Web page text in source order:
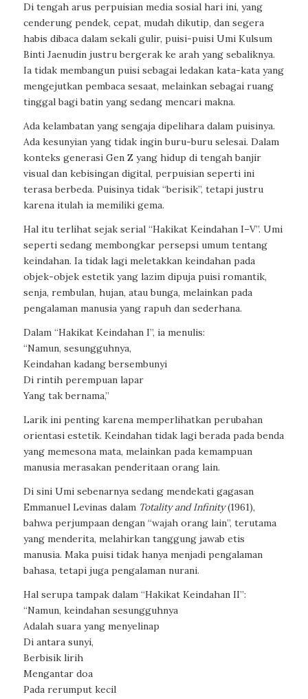
Di tengah arus perpuisian media sosial hari ini, yang
cenderung pendek, cepat, mudah dikutip, dan segera
habis dibaca dalam sekali gulir, puisi-puisi Umi Kulsum
Binti Jaenudin justru bergerak ke arah yang sebaliknya.
Ia tidak membangun puisi sebagai ledakan kata-kata yang
mengejutkan pembaca sesaat, melainkan sebagai ruang
tinggal bagi batin yang sedang mencari makna.
Ada kelambatan yang sengaja dipelihara dalam puisinya.
Ada kesunyian yang tidak ingin buru-buru selesai. Dalam
konteks generasi Gen Z yang hidup di tengah banjir
visual dan kebisingan digital, perpuisian seperti ini
terasa berbeda. Puisinya tidak “berisik”, tetapi justru
karena itulah ia memiliki gema.
Hal itu terlihat sejak serial “Hakikat Keindahan I–V”. Umi
seperti sedang membongkar persepsi umum tentang
keindahan. Ia tidak lagi meletakkan keindahan pada
objek-objek estetik yang lazim dipuja puisi romantik,
senja, rembulan, hujan, atau bunga, melainkan pada
pengalaman manusia yang rapuh dan sederhana.
Dalam “Hakikat Keindahan I”, ia menulis:
“Namun, sesungguhnya,
Keindahan kadang bersembunyi
Di rintih perempuan lapar
Yang tak bernama,”
Larik ini penting karena memperlihatkan perubahan
orientasi estetik. Keindahan tidak lagi berada pada benda
yang memesona mata, melainkan pada kemampuan
manusia merasakan penderitaan orang lain.
Di sini Umi sebenarnya sedang mendekati gagasan
Emmanuel Levinas dalam Totality and Infinity(1961),
bahwa perjumpaan dengan “wajah orang lain”, terutama
yang menderita, melahirkan tanggung jawab etis
manusia. Maka puisi tidak hanya menjadi pengalaman
bahasa, tetapi juga pengalaman nurani.
Hal serupa tampak dalam “Hakikat Keindahan II”:
“Namun, keindahan sesungguhnya
Adalah suara yang menyelinap
Di antara sunyi,
Berbisik lirih
Mengantar doa
Pada rerumput kecil